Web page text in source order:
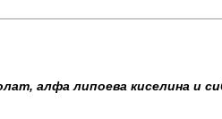
алфа липоева киселина и